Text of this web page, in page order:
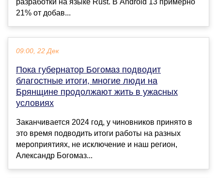
разработки на языке Rust. В Android 13 примерно
21% от добав...
09:00, 22 Дек
Пока губернатор Богомаз подводит
благостные итоги, многие люди на
Брянщине продолжают жить в ужасных
условиях
Заканчивается 2024 год, у чиновников принято в
это время подводить итоги работы на разных
мероприятиях, не исключение и наш регион,
Александр Богомаз...